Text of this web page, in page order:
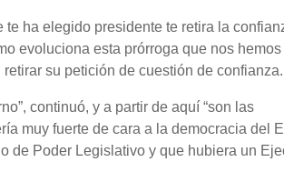
ha elegido presidente te retira la
evoluciona esta prórroga que nos hemos
su petición de cuestión de confianza.
continuó, y a partir de aquí “son las
muy fuerte de cara a la democracia del
de Poder Legislativo y que hubiera un